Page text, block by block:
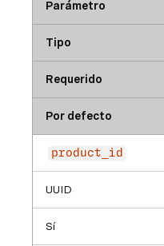
Parámetro
Tipo
Requerido
Por defecto
product_id
UUID
Sí